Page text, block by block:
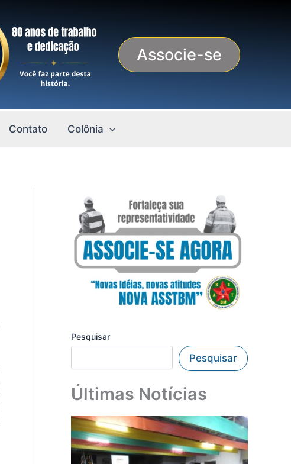
Associe-se
Contato Colônia
Pesquisar
Pesquisar
Últimas Notícias